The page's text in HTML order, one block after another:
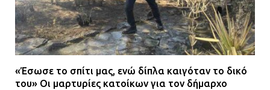
«Έσωσε το σπίτι μας, ενώ δίπλα καιγόταν το δικό
του» Οι μαρτυρίες κατοίκων για τον δήμαρχο